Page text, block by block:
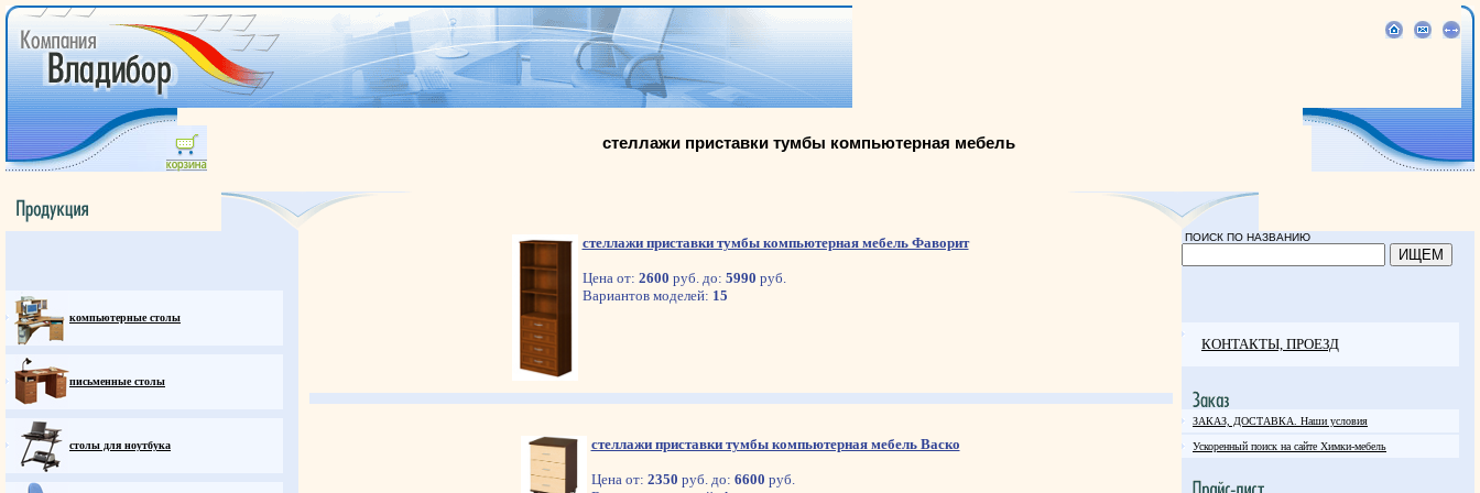
стеллажи приставки тумбы компьютерная мебель
компьютерные столы
письменные столы
столы для ноутбука
стеллажи приставки тумбы компьютерная мебель Фаворит
Цена от: 2600 руб. до: 5990 руб.
Вариантов моделей: 15
стеллажи приставки тумбы компьютерная мебель Васко
Цена от: 2350 руб. до: 6600 руб.
ПОИСК ПО НАЗВАНИЮ
КОНТАКТЫ, ПРОЕЗД
ЗАКАЗ, ДОСТАВКА. Наши условия
Ускоренный поиск на сайте Химки-мебель